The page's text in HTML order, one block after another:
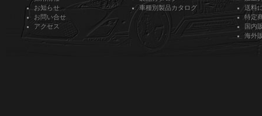
お知らせ
お問い合せ
アクセス
車種別製品カタログ
送料
特定
国内
海外